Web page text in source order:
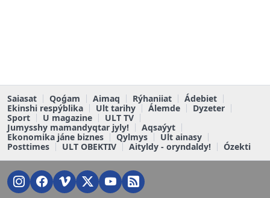
Saiasat Qoǵam Aimaq Rýhaniiat
Ádebiet
Ekinshi respýblika
Ult tarihy Álemde
Dyzeter
Sport
U magazine
ULT TV
Jumysshy mamandyqtar jyly!
Aqsaýyt
Ekonomika jáne biznes
Qylmys
Ult ainasy
Posttimes
ULT OBEKTIV Aityldy - oryndaldy! Ózekti